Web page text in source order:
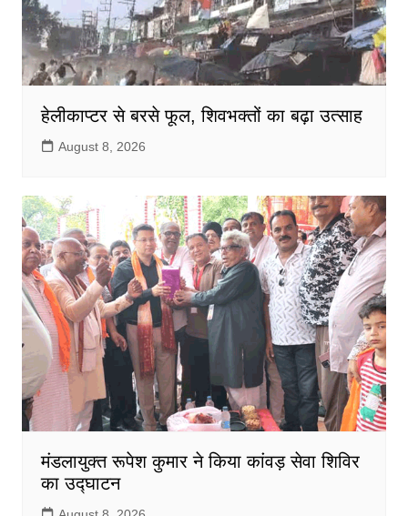
हेलीकाप्टर से बरसे फूल, शिवभक्तों का बढ़ा उत्साह
August 8, 2026
मंडलायुक्त रूपेश कुमार ने किया कांवड़ सेवा शिविर
का उद्घाटन